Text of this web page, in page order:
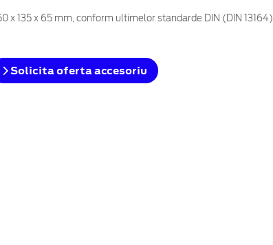
x 135 x 65 mm, conform ultimelor standarde DIN (DIN 13164)
Solicita oferta accesoriu